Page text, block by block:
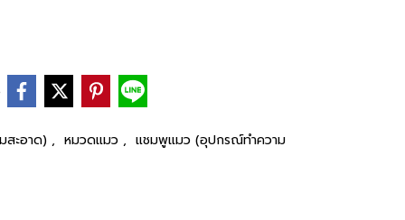
ะอาด) , หมวดแมว , แชมพูแมว (อุปกรณ์ทำความ